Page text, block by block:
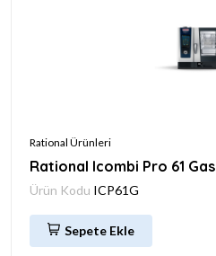
Rational Ürünleri
Rational Icombi Pro 61 Gas
Ürün Kodu ICP61G
Sepete Ekle